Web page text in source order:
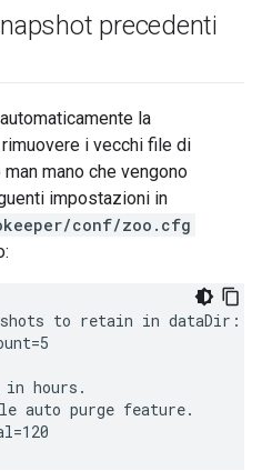
precedenti
la
i vecchi file di
mano che vengono
impostazioni in
conf/zoo.cfg
to retain in dataDir:
hours.
auto purge feature.